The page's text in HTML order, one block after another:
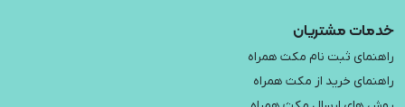
خدمات مشتریان
راهنمای ثبت نام مکث همراه
راهنمای خرید از مکث همراه